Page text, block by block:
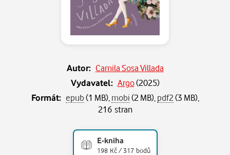
Autor: Camila Sosa Villada
Vydavatel: Argo(2025)
Formát: epub(1 MB), mobi(2 MB), pdf2(3 MB),
216 stran
E-kniha
198 Kč / 317 bodů